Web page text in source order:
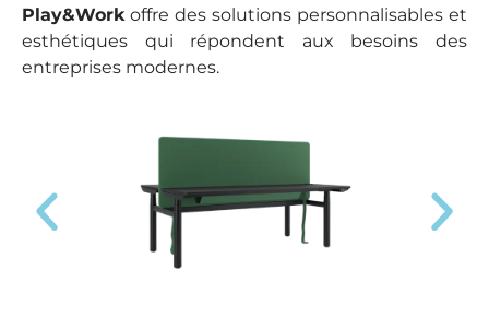
Play&Workoffre des solutions personnalisables et
esthétiques qui répondent aux besoins des
entreprises modernes.